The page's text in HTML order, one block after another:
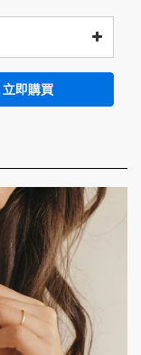
立即購買